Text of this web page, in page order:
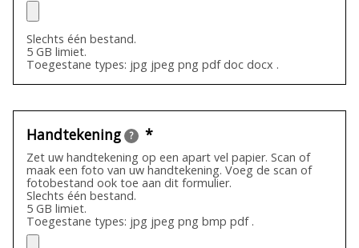
Slechts één bestand.
5 GB limiet.
Toegestane types: jpg jpeg png pdf doc docx .
Handtekening ? *
Zet uw handtekening op een apart vel papier. Scan of
maak een foto van uw handtekening. Voeg de scan of
fotobestand ook toe aan dit formulier.
Slechts één bestand.
5 GB limiet.
Toegestane types: jpg jpeg png bmp pdf .